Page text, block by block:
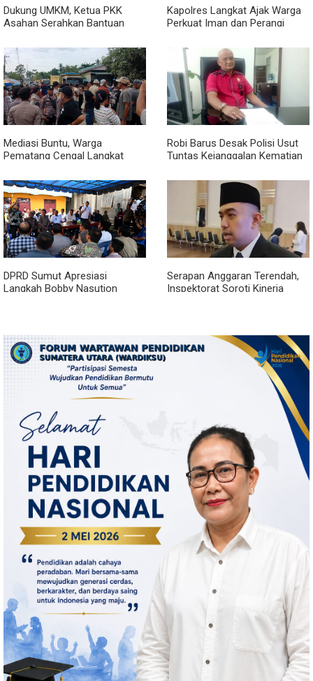
Dukung UMKM, Ketua PKK
Asahan Serahkan Bantuan
Sentang
Kapolres Langkat Ajak Warga
Perkuat Iman dan Perangi
Curhat
Mediasi Buntu, Warga
Pematang Cengal Langkat
Robi Barus Desak Polisi Usut
Tuntas Kejanggalan Kematian
Minta Otopsi Ulang
DPRD Sumut Apresiasi
Langkah Bobby Nasution
Serapan Anggaran Terendah,
Inspektorat Soroti Kinerja